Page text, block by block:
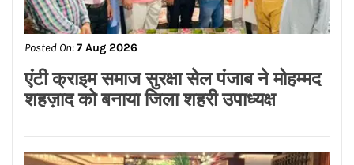
ਆਮ ਆਦਮੀ ਪਾਰਟੀ ਵੱਲੋਂ ਵਾਰਡ ਨੰਬਰ 82
ਵਿੱਚ ਰਾਸ਼ਨ ਵੰਡ, ਲੋਕਾਂ ਦੀ ਸੇਵਾ ਦਾ ਸਿਲਸਿਲਾ
ਜਾਰੀ